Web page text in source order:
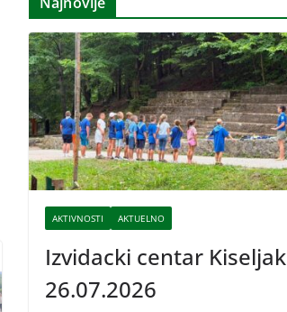
v
e
AKTIVNOSTI AKTUELNO
Izvidacki centar Kiseljak
26.07.2026